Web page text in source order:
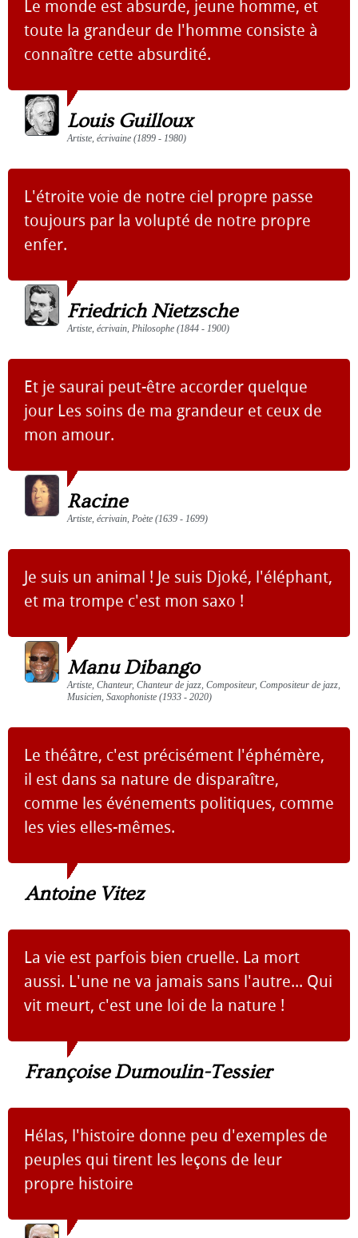
Le monde est absurde, jeune homme, et
toute la grandeur de l'homme consiste à
connaître cette absurdité.
Louis Guilloux
Artiste, écrivaine (1899 - 1980)
L'étroite voie de notre ciel propre passe
toujours par la volupté de notre propre
enfer.
Friedrich Nietzsche
Artiste, écrivain, Philosophe (1844 - 1900)
Et je saurai peut-être accorder quelque
jour Les soins de ma grandeur et ceux de
mon amour.
Racine
Artiste, écrivain, Poète (1639 - 1699)
Je suis un animal ! Je suis Djoké, l'éléphant,
et ma trompe c'est mon saxo !
Manu Dibango
Artiste, Chanteur, Chanteur de jazz, Compositeur, Compositeur de jazz,
Musicien, Saxophoniste (1933 - 2020)
Le théâtre, c'est précisément l'éphémère,
il est dans sa nature de disparaître,
comme les événements politiques, comme
les vies elles-mêmes.
Antoine Vitez
La vie est parfois bien cruelle. La mort
aussi. L'une ne va jamais sans l'autre... Qui
vit meurt, c'est une loi de la nature !
Françoise Dumoulin-Tessier
Hélas, l'histoire donne peu d'exemples de
peuples qui tirent les leçons de leur
propre histoire